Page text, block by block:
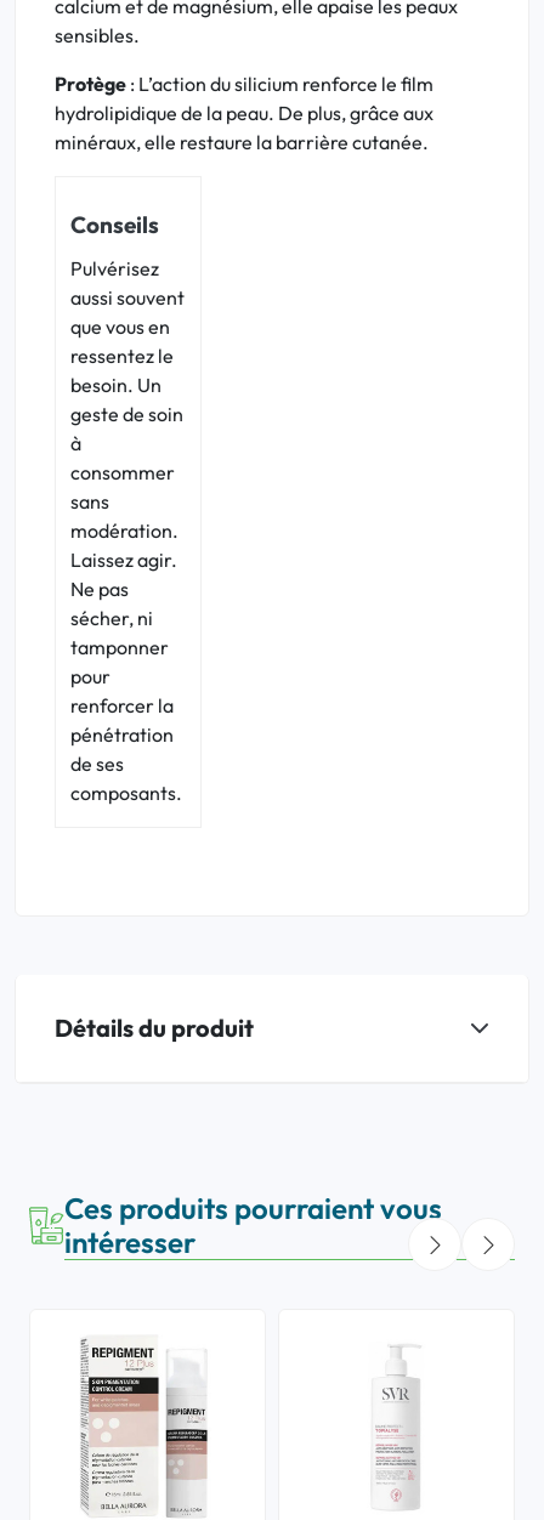
calcium et de magnésium, elle apaise les peaux
sensibles.
Protège : L’action du silicium renforce le film
hydrolipidique de la peau. De plus, grâce aux
minéraux, elle restaure la barrière cutanée.
Conseils
Pulvérisez
aussi souvent
que vous en
ressentez le
besoin. Un
geste de soin
à
consommer
sans
modération.
Laissez agir.
Ne pas
sécher, ni
tamponner
pour
renforcer la
pénétration
de ses
composants.
Détails du produit
Ces produits pourraient vous
intéresser